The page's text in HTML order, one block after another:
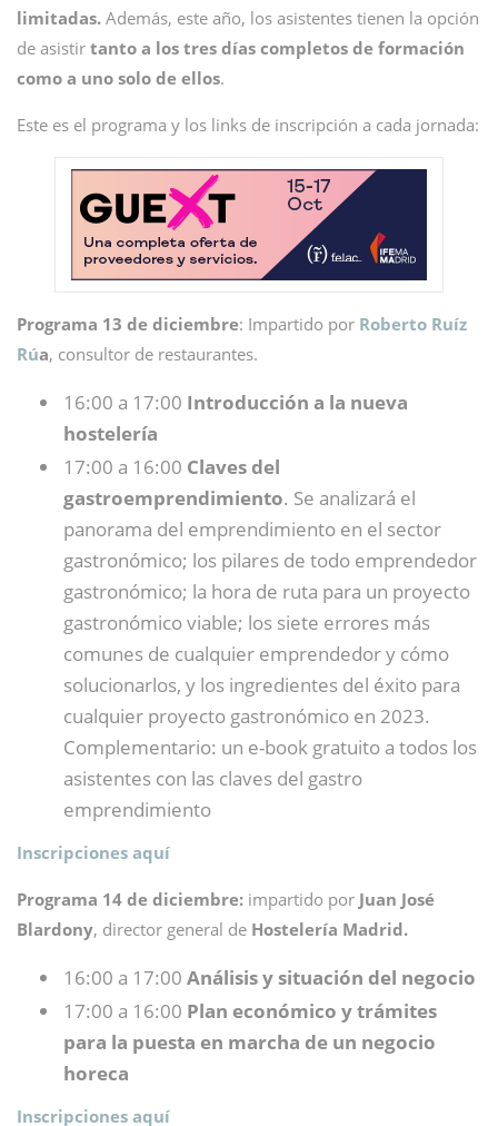
limitadas. Además, este año, los asistentes tienen la opción
de asistir tanto a los tres días completos de formación
como a uno solo de ellos.
Este es el programa y los links de inscripción a cada jornada:
Programa 13 de diciembre: Impartido por Roberto Ruíz
Rúa, consultor de restaurantes.
16:00 a 17:00 Introducción a la nueva
hostelería
17:00 a 16:00 Claves del
gastroemprendimiento. Se analizará el
panorama del emprendimiento en el sector
gastronómico; los pilares de todo emprendedor
gastronómico; la hora de ruta para un proyecto
gastronómico viable; los siete errores más
comunes de cualquier emprendedor y cómo
solucionarlos, y los ingredientes del éxito para
cualquier proyecto gastronómico en 2023.
Complementario: un e-book gratuito a todos los
asistentes con las claves del gastro
emprendimiento
Inscripciones aquí
Programa 14 de diciembre: impartido por Juan José
Blardony, director general de Hostelería Madrid.
16:00 a 17:00 Análisis y situación del negocio
17:00 a 16:00 Plan económico y trámites
para la puesta en marcha de un negocio
horeca
Inscripciones aquí